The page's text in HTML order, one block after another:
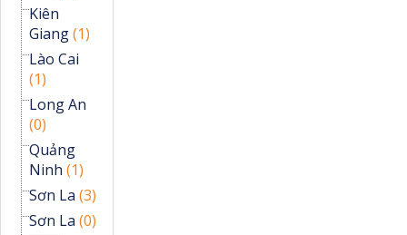
Kiên
Giang(1)
Lào Cai
(1)
Long An
(0)
Quảng
Ninh (1)
Sơn La (3)
Sơn La (0)